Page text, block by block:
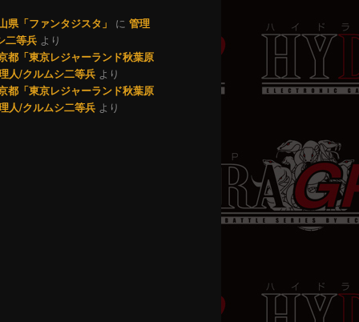
県「ファンタジスタ」 に 管理
二等兵より
都「東京レジャーランド秋葉原
人/クルムシ二等兵より
都「東京レジャーランド秋葉原
人/クルムシ二等兵より